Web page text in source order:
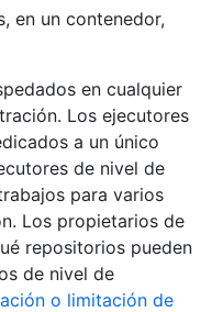
en un contenedor,
en cualquier
Los ejecutores
a un único
de nivel de
para varios
Los propietarios de
repositorios pueden
de nivel de
o limitación de